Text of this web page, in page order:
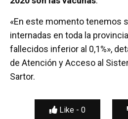
«En este momento tenemos
internadas en toda la
fallecidos inferior al 0,1%»,
de Atención y Acceso al
Sartor.
Like - 0